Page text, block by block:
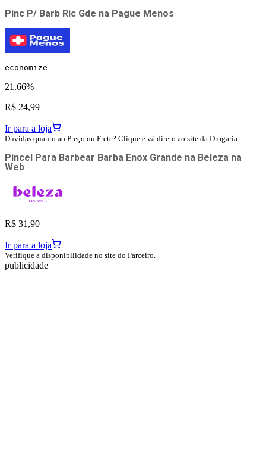
Pinc P/ Barb Ric Gde na Pague Menos
economize
21.66%
R$ 24,99
Ir para a loja
Dúvidas quanto ao Preço ou Frete? Clique e vá direto ao site da Drogaria.
Pincel Para Barbear Barba Enox Grande na Beleza na
Web
R$ 31,90
Ir para a loja
Verifique a disponibilidade no site do Parceiro.
publicidade